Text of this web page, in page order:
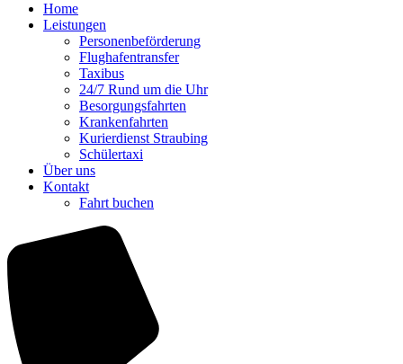
Home
Leistungen
Personenbeförderung
Flughafentransfer
Taxibus
24/7 Rund um die Uhr
Besorgungsfahrten
Krankenfahrten
Kurierdienst Straubing
Schülertaxi
Über uns
Kontakt
Fahrt buchen